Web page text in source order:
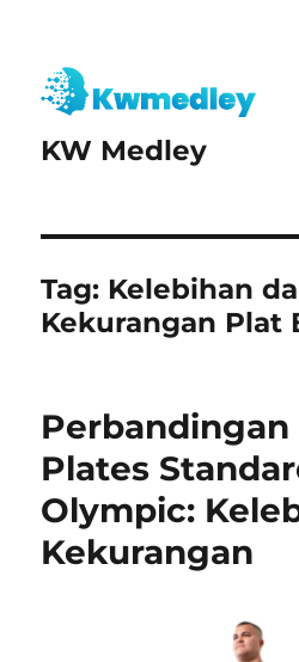
KW Medley
Tag: Kelebihan
Kekurangan Plat
Plates
Olympic:
Kekurangan